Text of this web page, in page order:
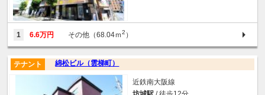
1 6.6万円 その他（68.04ｍ2 ）
綿松ビル（雲梯町）
テナント
近鉄南大阪線